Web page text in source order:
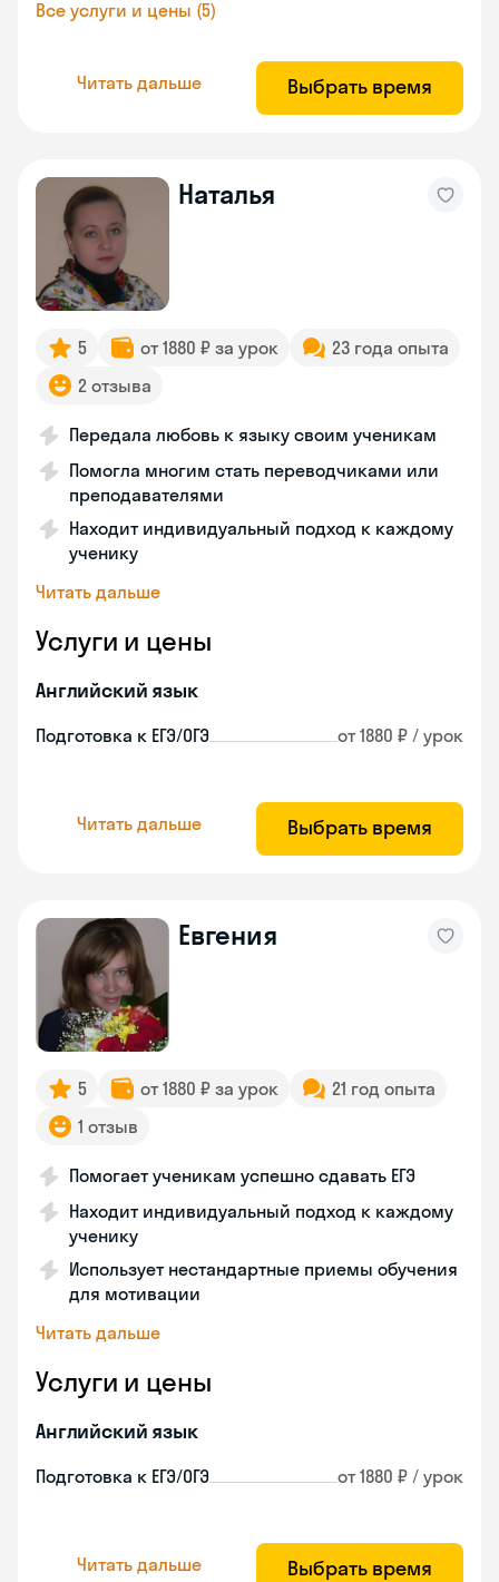
Все услуги и цены (5)
Читать дальше Выбрать время
Наталья
5 от 1880 ₽ за урок
23 года опыта
2 отзыва
Передала любовь к языку своим ученикам
Помогла многим стать переводчиками или
преподавателями
Находит индивидуальный подход к каждому
ученику
Читать дальше
Услуги и цены
Английский язык
Подготовка к ЕГЭ/ОГЭ от 1880 ₽ / урок
Читать дальше Выбрать время
Евгения
5 от 1880 ₽ за урок
21 год опыта
1 отзыв
Помогает ученикам успешно сдавать ЕГЭ
Находит индивидуальный подход к каждому
ученику
Использует нестандартные приемы обучения
для мотивации
Читать дальше
Услуги и цены
Английский язык
Подготовка к ЕГЭ/ОГЭ от 1880 ₽ / урок
Читать дальше Выбрать время